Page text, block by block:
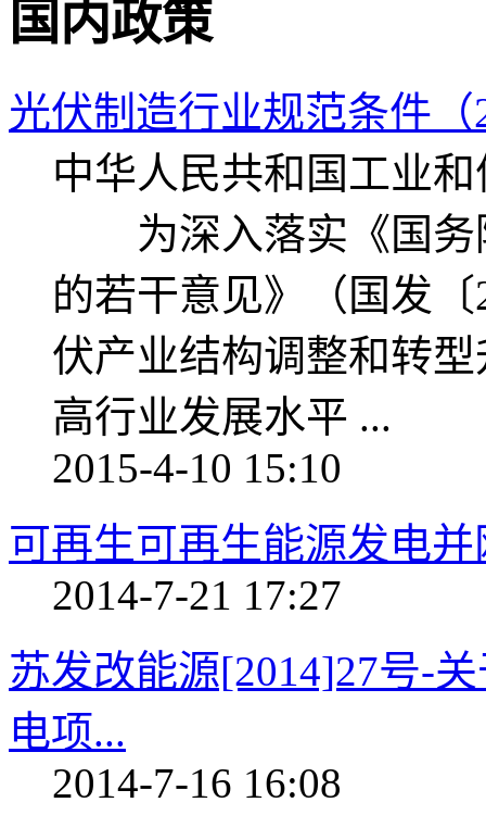
国内政策
光伏制造行业规范条件（
中华人民共和国工业
为深入落实《国务
的若干意见》（国发
伏产业结构调整和转
高行业发展水平 ...
2015-4-10 15:10
可再生可再生能源发电
2014-7-21 17:27
苏发改能源[2014]27号-
电项...
2014-7-16 16:08